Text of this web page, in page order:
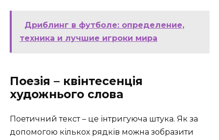
Дриблинг в футболе: определение,
техника и лучшие игроки мира
Поезія – квінтесенція
художнього слова
Поетичний текст – це інтригуюча штука. Як за
допомогою кількох рядків можна зобразити